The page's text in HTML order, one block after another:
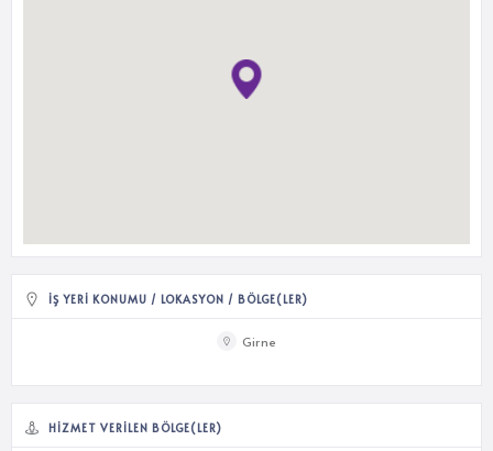
İŞ YERI KONUMU / LOKASYON / BÖLGE(LER)
Girne
HIZMET VERILEN BÖLGE(LER)